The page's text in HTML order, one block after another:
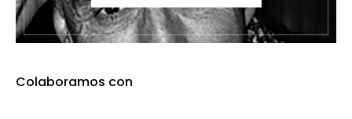
Colaboramos con